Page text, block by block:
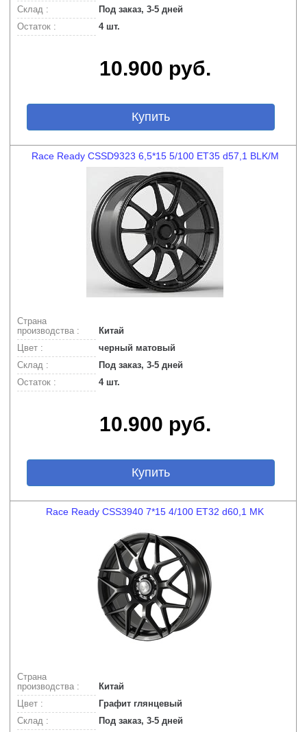
Склад :
Под заказ, 3-5 дней
Остаток :
4 шт.
10.900 руб.
Купить
Race Ready CSSD9323 6,5*15 5/100 ET35 d57,1 BLK/M
Страна
производства :
Китай
Цвет :
черный матовый
Склад :
Под заказ, 3-5 дней
Остаток :
4 шт.
10.900 руб.
Купить
Race Ready CSS3940 7*15 4/100 ET32 d60,1 MK
Страна
производства :
Китай
Цвет :
Графит глянцевый
Склад :
Под заказ, 3-5 дней